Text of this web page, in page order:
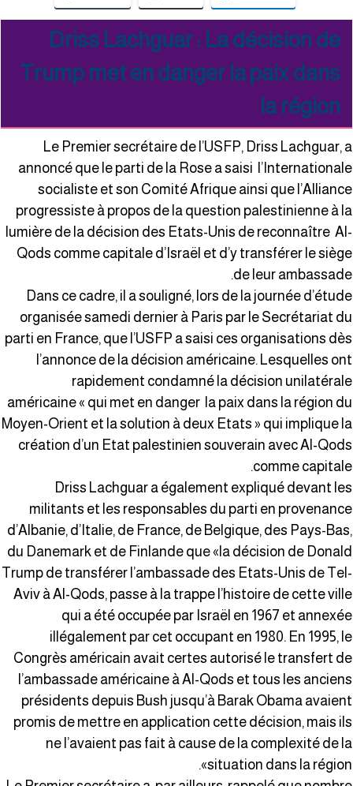
Driss Lachguar : La décision de
Trump met en danger la paix dans
la région
Le Premier secrétaire de l’USFP, Driss Lachguar,
annoncé que le parti de la Rose a saisi
socialiste et son Comité Afrique ainsi que
progressiste à propos de la question palestinienne à
lumière de la décision des Etats-Unis de reconnaître
Qods comme capitale d’Israël et d’y transférer le
de leur
Dans ce cadre, il a souligné, lors de la journée
organisée samedi dernier à Paris par le Secrétariat
parti en France, que l’USFP a saisi ces organisations
l’annonce de la décision américaine. Lesquelles
rapidement condamné la décision
américaine « qui met en danger la paix dans la région
Moyen-Orient et la solution à deux Etats » qui implique
création d’un Etat palestinien souverain avec Al-
comme
Driss Lachguar a également expliqué devant
militants et les responsables du parti en
d’Albanie, d’Italie, de France, de Belgique, des Pays-
du Danemark et de Finlande que «la décision de
Trump de transférer l’ambassade des Etats-Unis de
Aviv à Al-Qods, passe à la trappe l’histoire de cette
qui a été occupée par Israël en 1967 et
illégalement par cet occupant en 1980. En 1995,
Congrès américain avait certes autorisé le transfert
l’ambassade américaine à Al-Qods et tous les
présidents depuis Bush jusqu’à Barak Obama
promis de mettre en application cette décision, mais
ne l’avaient pas fait à cause de la complexité de
situation dans la